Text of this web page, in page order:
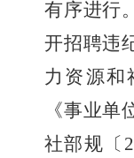
有序进行
开招聘违
力资源和
《事业
社部规〔